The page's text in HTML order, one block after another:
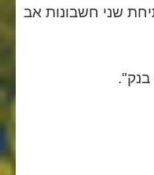
שני חשבונות אב
בנק".